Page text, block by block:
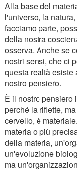
Alla base del
l'universo, la
facciamo parte,
della nostra
osserva. Anche se
nostri sensi, che ci
questa realtà esiste
nostro pensiero.
È il nostro pensiero
perché la riflette,
cervello, è
materia o più
della materia,
un'evoluzione
ma